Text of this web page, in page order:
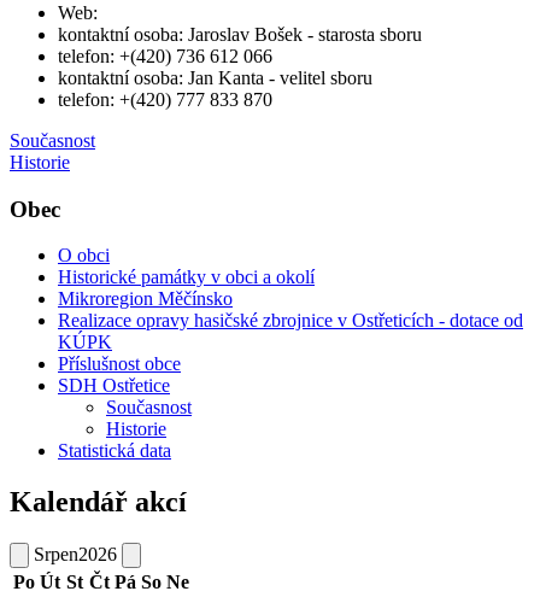
Web:
kontaktní osoba: Jaroslav Bošek - starosta sboru
telefon: +(420) 736 612 066
kontaktní osoba: Jan Kanta - velitel sboru
telefon: +(420) 777 833 870
Současnost
Historie
Obec
O obci
Historické památky v obci a okolí
Mikroregion Měčínsko
Realizace opravy hasičské zbrojnice v Ostřeticích - dotace od
KÚPK
Příslušnost obce
SDH Ostřetice
Současnost
Historie
Statistická data
Kalendář akcí
Srpen2026
Po Út St Čt Pá So Ne